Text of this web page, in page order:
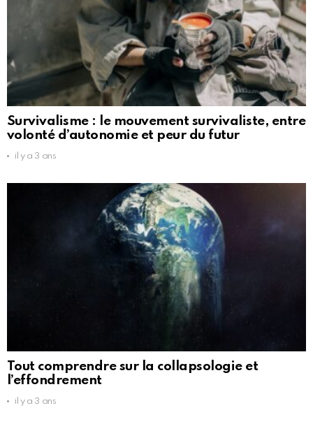
Survivalisme : le mouvement survivaliste, entre
volonté d’autonomie et peur du futur
il y a 3 ans
Tout comprendre sur la collapsologie et
l’effondrement
il y a 3 ans